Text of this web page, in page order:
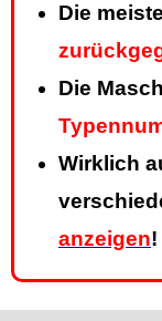
Die
Die
Wirklich
anzeigen!